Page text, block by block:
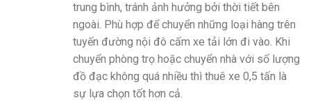
trung bình, tránh ảnh hưởng bởi thời tiết bên
ngoài. Phù hợp để chuyển những loại hàng trên
tuyến đường nội đô cấm xe tải lớn đi vào. Khi
chuyển phòng trọ hoặc chuyển nhà với số lượng
đồ đạc không quá nhiều thì thuê xe 0,5 tấn là
sự lựa chọn tốt hơn cả.